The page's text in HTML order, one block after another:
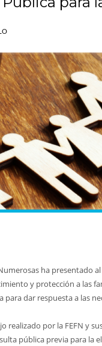
ha presentado
y protección a las
dar respuesta a las
realizado por la FEFN y
pública previa para la